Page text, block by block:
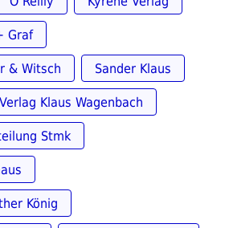
Graf
& Witsch Sander Klaus
Verlag Klaus Wagenbach
Stmk
König